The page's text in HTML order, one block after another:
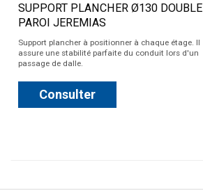
SUPPORT PLANCHER Ø130 DOUBLE
PAROI JEREMIAS
Support plancher à positionner à chaque étage. Il
assure une stabilité parfaite du conduit lors d'un
passage de dalle.
Consulter